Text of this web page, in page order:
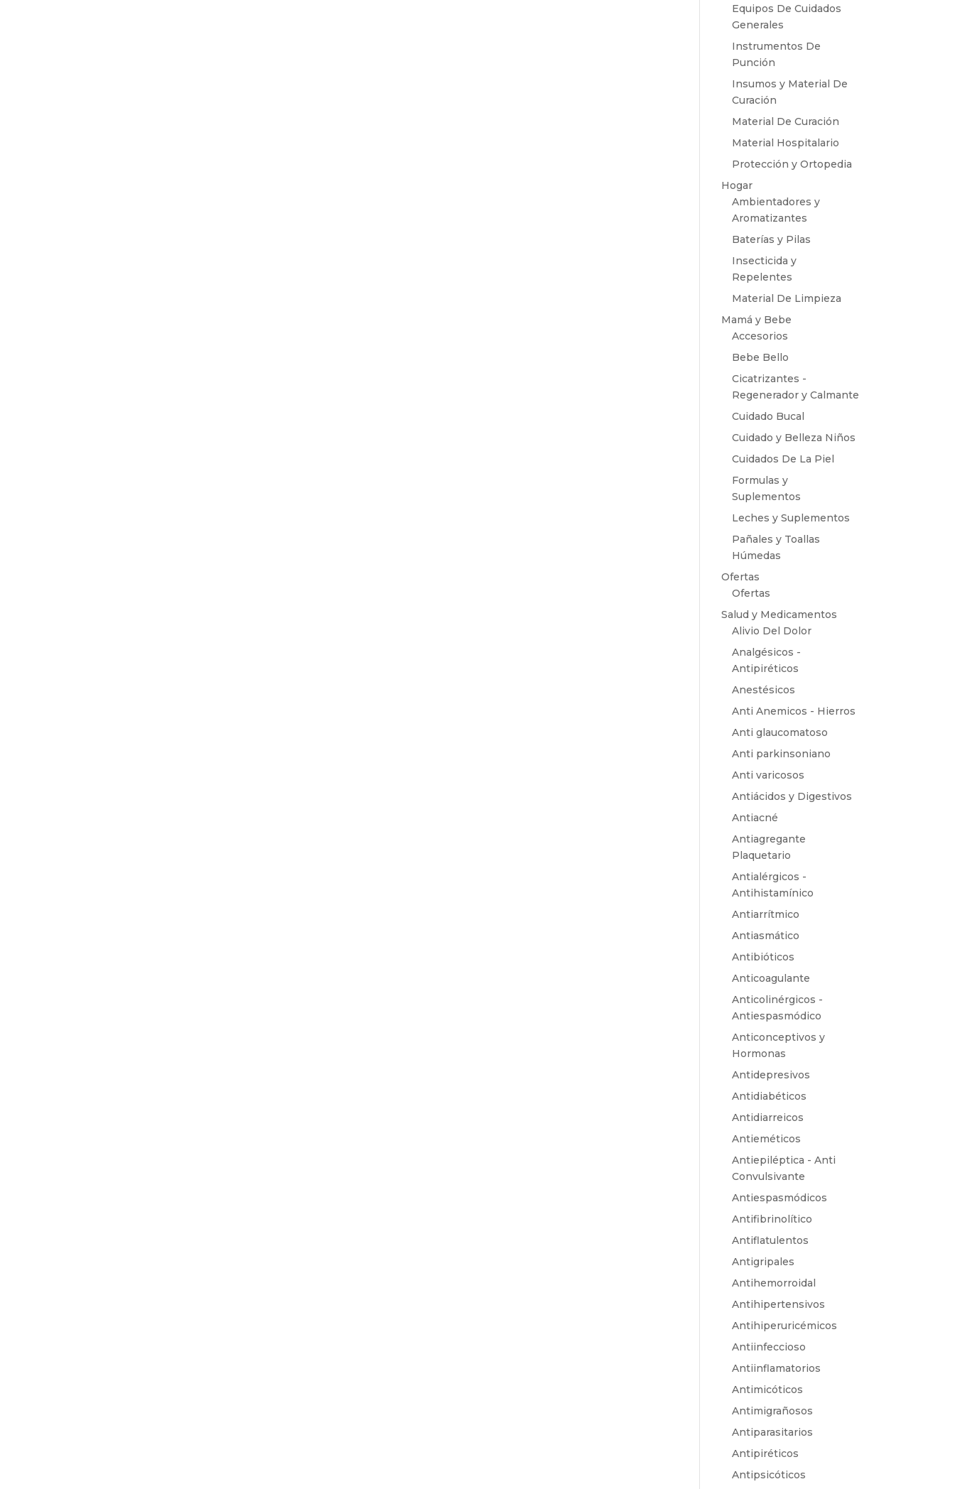
Equipos De Cuidados
Generales
Instrumentos De
Punción
Insumos y Material De
Curación
Material De Curación
Material Hospitalario
Protección y Ortopedia
Hogar
Ambientadores y
Aromatizantes
Baterías y Pilas
Insecticida y
Repelentes
Material De Limpieza
Mamá y Bebe
Accesorios
Bebe Bello
Cicatrizantes -
Regenerador y Calmante
Cuidado Bucal
Cuidado y Belleza Niños
Cuidados De La Piel
Formulas y
Suplementos
Leches y Suplementos
Pañales y Toallas
Húmedas
Ofertas
Ofertas
Salud y Medicamentos
Alivio Del Dolor
Analgésicos -
Antipiréticos
Anestésicos
Anti Anemicos - Hierros
Anti glaucomatoso
Anti parkinsoniano
Anti varicosos
Antiácidos y Digestivos
Antiacné
Antiagregante
Plaquetario
Antialérgicos -
Antihistamínico
Antiarrítmico
Antiasmático
Antibióticos
Anticoagulante
Anticolinérgicos -
Antiespasmódico
Anticonceptivos y
Hormonas
Antidepresivos
Antidiabéticos
Antidiarreicos
Antieméticos
Antiepiléptica - Anti
Convulsivante
Antiespasmódicos
Antifibrinolítico
Antiflatulentos
Antigripales
Antihemorroidal
Antihipertensivos
Antihiperuricémicos
Antiinfeccioso
Antiinflamatorios
Antimicóticos
Antimigrañosos
Antiparasitarios
Antipiréticos
Antipsicóticos